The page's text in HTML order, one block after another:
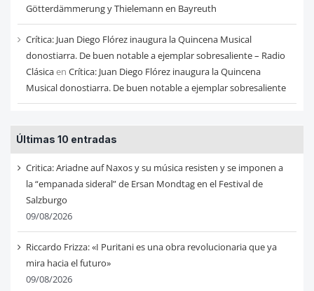
Götterdämmerung y Thielemann en Bayreuth
Crítica: Juan Diego Flórez inaugura la Quincena Musical
donostiarra. De buen notable a ejemplar sobresaliente – Radio
Clásicaen Crítica: Juan Diego Flórez inaugura la Quincena
Musical donostiarra. De buen notable a ejemplar sobresaliente
Últimas 10 entradas
Critica: Ariadne auf Naxos y su música resisten y se imponen a
la “empanada sideral” de Ersan Mondtag en el Festival de
Salzburgo
09/08/2026
Riccardo Frizza: «I Puritani es una obra revolucionaria que ya
mira hacia el futuro»
09/08/2026